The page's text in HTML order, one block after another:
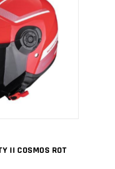
II COSMOS ROT